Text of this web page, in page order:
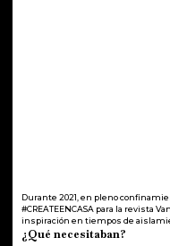
Durante 2021, en pleno
#CREATEENCASA para la revista
inspiración en tiempos de
¿Qué necesitaban?